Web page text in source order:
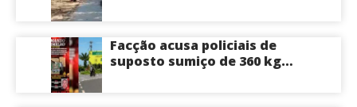
Facção acusa policiais de
suposto sumiço de 360 kg